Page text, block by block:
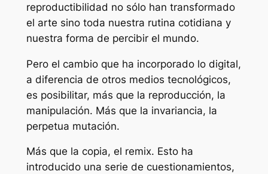
reproductibilidad no sólo han transformado
el arte sino toda nuestra rutina cotidiana y
nuestra forma de percibir el mundo.
Pero el cambio que ha incorporado lo digital,
a diferencia de otros medios tecnológicos,
es posibilitar, más que la reproducción, la
manipulación. Más que la invariancia, la
perpetua mutación.
Más que la copia, el remix. Esto ha
introducido una serie de cuestionamientos,